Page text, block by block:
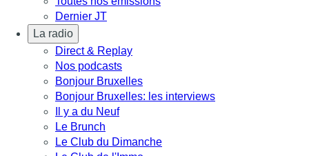
Dernier JT
La radio
Direct & Replay
Nos podcasts
Bonjour Bruxelles
Bonjour Bruxelles: les interviews
Il y a du Neuf
Le Brunch
Le Club du Dimanche